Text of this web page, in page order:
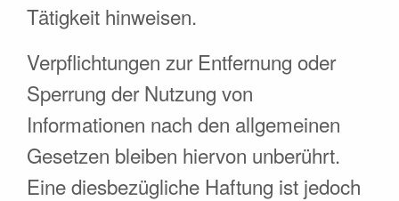
Tätigkeit hinweisen.
Verpflichtungen zur Entfernung oder
Sperrung der Nutzung von
Informationen nach den allgemeinen
Gesetzen bleiben hiervon unberührt.
Eine diesbezügliche Haftung ist jedoch